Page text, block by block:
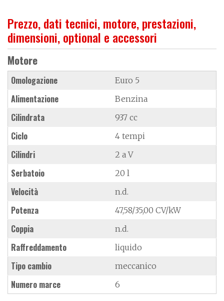
Prezzo, dati tecnici, motore, prestazioni,
dimensioni, optional e accessori
Motore
Omologazione Euro 5
Alimentazione Benzina
Cilindrata 937 cc
Ciclo 4 tempi
Cilindri 2 a V
Serbatoio 20 l
Velocità n.d.
Potenza 47,58/35,00 CV/kW
Coppia n.d.
Raffreddamento liquido
Tipo cambio meccanico
Numero marce 6